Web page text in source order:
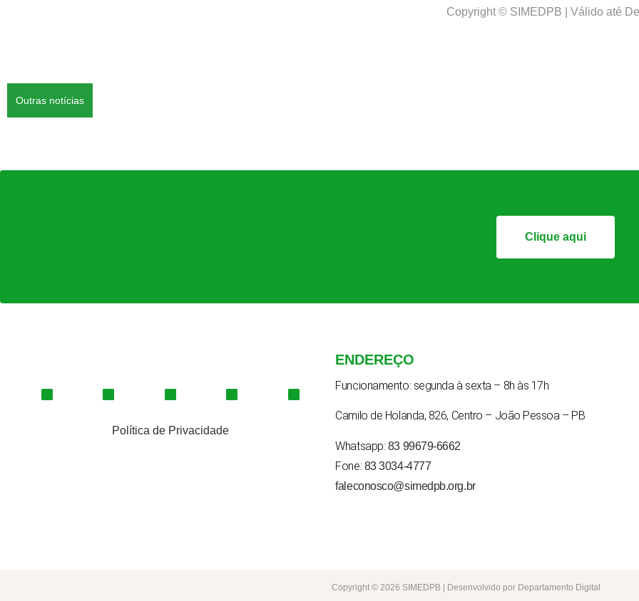
Copyright © SIMEDPB | Válido até
Outras notícias
Clique aqui
Política de Privacidade
ENDEREÇO
Funcionamento: segunda à sexta – 8h às 17h
Camilo de Holanda, 826, Centro – João Pessoa – PB
Whatsapp: 83 99679-6662
Fone: 83 3034-4777
faleconosco@simedpb.org.br
Copyright © 2026 SIMEDPB | Desenvolvido por Departamento Digital